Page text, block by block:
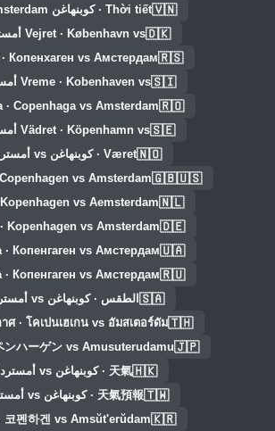
🇻🇳Thời tiết · كوبنهاغن vs Amsterdam
🇩🇰Vejret · København vs أمستردام
🇷🇸
Копенхаген vs Амстердам
🇸🇮Vreme · Kobenhaven vs أمستردام
🇷🇴
· Copenhaga vs Amsterdam
🇸🇪Vädret · Köpenhamn vs أمستردام
🇳🇴Været · كوبنهاغن vs أمستردام
🇬🇧🇺🇸
vs Amsterdam
🇳🇱
Kopenhagen vs Aemsterdam
🇩🇪
Kopenhagen vs Amsterdam
🇺🇦
· Копенгаген vs Амстердам
🇷🇺
· Копенгаген vs Амстердам
🇸🇦 الطقس · كوبنهاغن vs أمستردام
🇹🇭
ศ · โคเปนเฮเกน vs อัมสเตอร์ดัม
🇯🇵
ンハーゲン vs Amusuterudamu
🇭🇰天氣 · كوبنهاغن vs أمستردام
🇹🇼天氣預報 · كوبنهاغن vs أمستردام
🇰🇷
코펜하겐 vs Amsŭt'erŭdam